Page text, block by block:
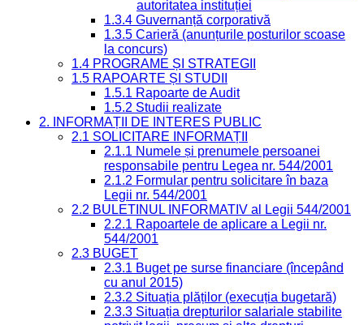
autoritatea instituției
1.3.4 Guvernanță corporativă
1.3.5 Carieră (anunțurile posturilor scoase
la concurs)
1.4 PROGRAME ȘI STRATEGII
1.5 RAPOARTE ȘI STUDII
1.5.1 Rapoarte de Audit
1.5.2 Studii realizate
2. INFORMAȚII DE INTERES PUBLIC
2.1 SOLICITARE INFORMAȚII
2.1.1 Numele și prenumele persoanei
responsabile pentru Legea nr. 544/2001
2.1.2 Formular pentru solicitare în baza
Legii nr. 544/2001
2.2 BULETINUL INFORMATIV al Legii 544/2001
2.2.1 Rapoartele de aplicare a Legii nr.
544/2001
2.3 BUGET
2.3.1 Buget pe surse financiare (începând
cu anul 2015)
2.3.2 Situația plăților (execuția bugetară)
2.3.3 Situația drepturilor salariale stabilite